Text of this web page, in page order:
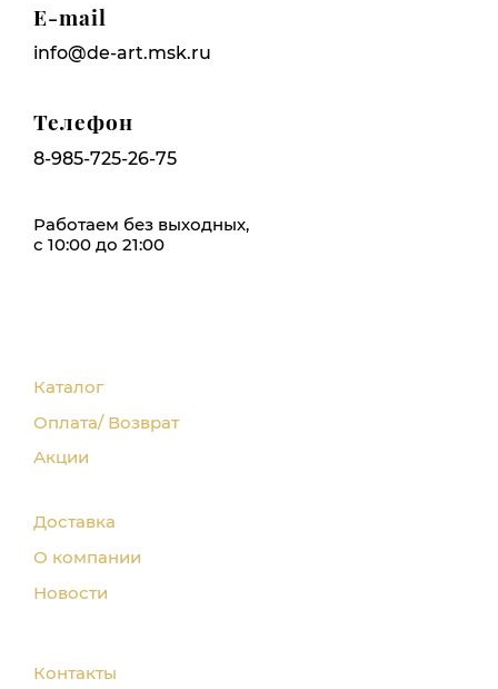
E-mail
info@de-art.msk.ru
Телефон
8-985-725-26-75
Работаем без выходных,
с 10:00 до 21:00
Каталог
Оплата/ Возврат
Акции
Доставка
О компании
Новости
Контакты